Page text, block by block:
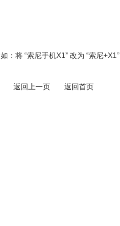
：将 “索尼手机X1” 改为 “索尼+X1”
返回上一页 返回首页